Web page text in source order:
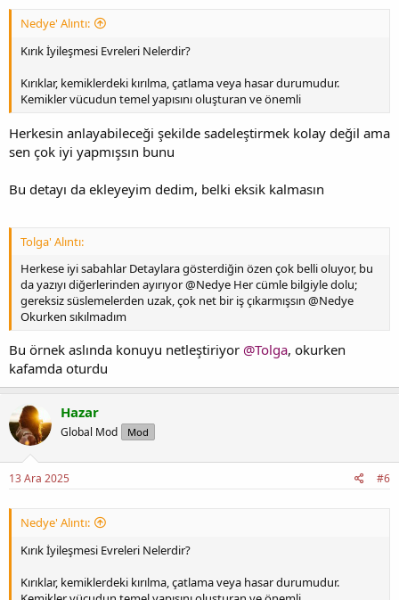
Nedye' Alıntı:
Kırık İyileşmesi Evreleri Nelerdir?
Kırıklar, kemiklerdeki kırılma, çatlama veya hasar durumudur.
Kemikler vücudun temel yapısını oluşturan ve önemli
Herkesin anlayabileceği şekilde sadeleştirmek kolay değil ama
sen çok iyi yapmışsın bunu
Bu detayı da ekleyeyim dedim, belki eksik kalmasın
Tolga' Alıntı:
Herkese iyi sabahlar Detaylara gösterdiğin özen çok belli oluyor, bu
da yazıyı diğerlerinden ayırıyor @Nedye Her cümle bilgiyle dolu;
gereksiz süslemelerden uzak, çok net bir iş çıkarmışsın @Nedye
Okurken sıkılmadım
Bu örnek aslında konuyu netleştiriyor @Tolga, okurken
kafamda oturdu
Hazar
Global Mod Mod
13 Ara 2025 #6
Nedye' Alıntı:
Kırık İyileşmesi Evreleri Nelerdir?
Kırıklar, kemiklerdeki kırılma, çatlama veya hasar durumudur.